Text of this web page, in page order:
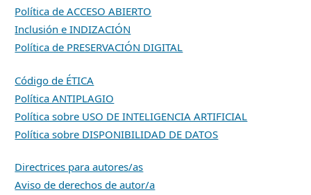
Política de ACCESO ABIERTO
Inclusión e INDIZACIÓN
Política de PRESERVACIÓN DIGITAL
Código de ÉTICA
Política ANTIPLAGIO
Política sobre USO DE INTELIGENCIA ARTIFICIAL
Política sobre DISPONIBILIDAD DE DATOS
Directrices para autores/as
Aviso de derechos de autor/a